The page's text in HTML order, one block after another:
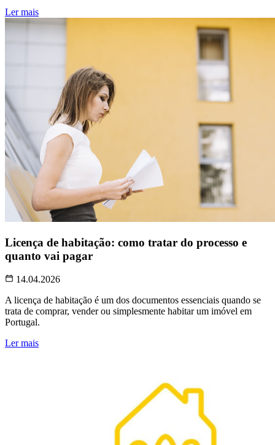
Ler mais
Licença de habitação: como tratar do processo e
quanto vai pagar
14.04.2026
A licença de habitação é um dos documentos essenciais quando se
trata de comprar, vender ou simplesmente habitar um imóvel em
Portugal.
Ler mais